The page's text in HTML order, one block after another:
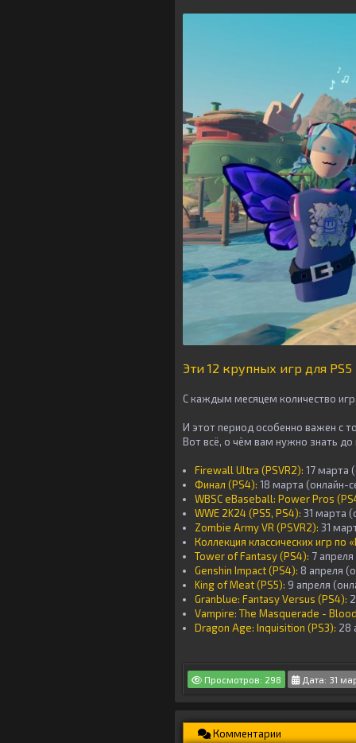
Эти 12 крупных игр для
С каждым месяцем количество
И этот период особенно важен с
Вот всё, о чём вам нужно знать до
Firewall Ultra (PSVR2): 17 марта
Финал (PS4): 18 марта (онлайн-
WBSC eBaseball: Power Pros
WWE 2K24 (PS5, PS4): 31 марта
Zombie Army VR (PSVR2): 31
Коллекция классических игр по
Tower of Fantasy (PS4): 7
Genshin Impact (PS4): 8 апреля
King of Meat (PS5): 9 апреля
Granblue: Fantasy Versus (PS4):
Vampire: The Masquerade -
Dragon Age: Inquisition (PS3): 28
Просмотров: 298 Дата: 31
Комментарии